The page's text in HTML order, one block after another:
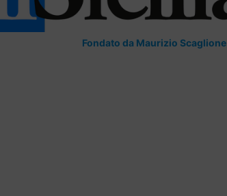
Fondato da Maurizio Scaglione